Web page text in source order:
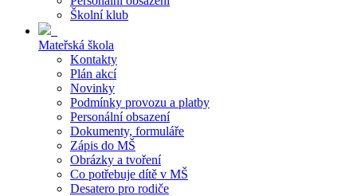
Školní klub
Mateřská škola
Kontakty
Plán akcí
Novinky
Podmínky provozu a platby
Personální obsazení
Dokumenty, formuláře
Zápis do MŠ
Obrázky a tvoření
Co potřebuje dítě v MŠ
Desatero pro rodiče